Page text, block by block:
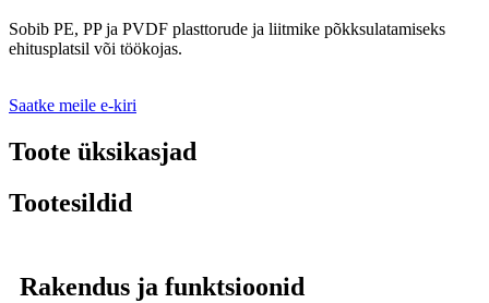
Sobib PE, PP ja PVDF plasttorude ja liitmike põkksulatamiseks
ehitusplatsil või töökojas.
Saatke meile e-kiri
Toote üksikasjad
Tootesildid
Rakendus ja funktsioonid